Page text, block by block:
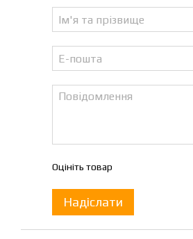
Оцініть товар
Надіслати